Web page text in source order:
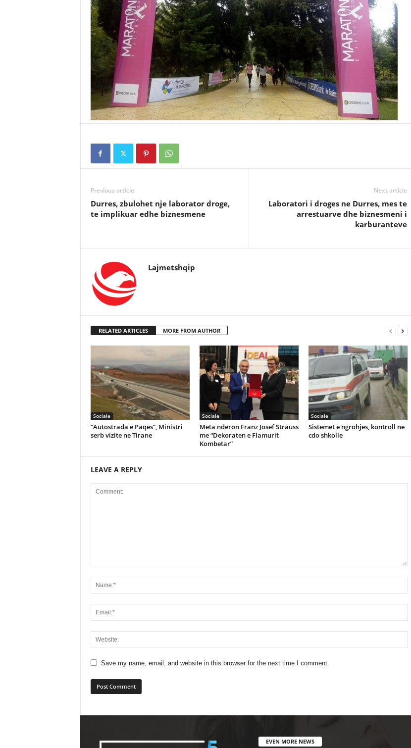
Previous article
Durres, zbulohet nje laborator droge,
te implikuar edhe biznesmene
Next article
Laboratori i droges ne Durres, mes te
arrestuarve dhe biznesmeni i
karburanteve
Lajmetshqip
RELATED ARTICLES MORE FROM AUTHOR
Sociale
“Autostrada e Paqes”, Ministri
serb vizite ne Tirane
Sociale
Meta nderon Franz Josef Strauss
me “Dekoraten e Flamurit
Kombetar”
Sociale
Sistemet e ngrohjes, kontroll ne
cdo shkolle
LEAVE A REPLY
Save my name, email, and website in this browser for the next time I comment.
EVEN MORE NEWS